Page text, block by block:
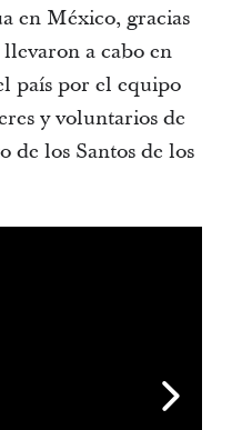
en México, gracias
a cabo en
país por el equipo
y voluntarios de
de los Santos de los